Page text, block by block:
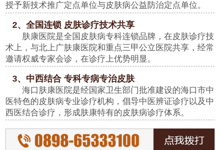
授予新技术推广定点单位与皮肤病公益防治定点单位。
2、全国连锁 皮肤诊疗技术共享
肤康医院是全国皮肤病专科连锁品牌，在皮肤诊疗技
术上，与北上广肤康医院和重点三甲公立医院共享，经常
邀请权威专家会诊，在诊疗上优势明显。
3、中西结合 专科专病专治皮肤
海口肤康医院是经国家卫生部门批准建设的海口市中
医特色的皮肤病专业诊疗机构，倡导中医辨证诊疗以及中
西医结合诊疗，形成肤康特有的皮肤病诊疗体系。